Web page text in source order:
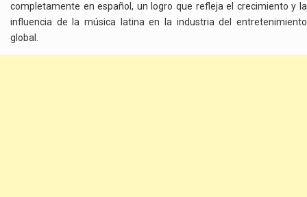
completamente en español, un logro que refleja el crecimiento y la
influencia de la música latina en la industria del entretenimiento
global.